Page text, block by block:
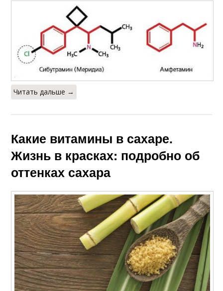
Читать дальше →
Какие витамины в сахаре.
Жизнь в красках: подробно об
оттенках сахара